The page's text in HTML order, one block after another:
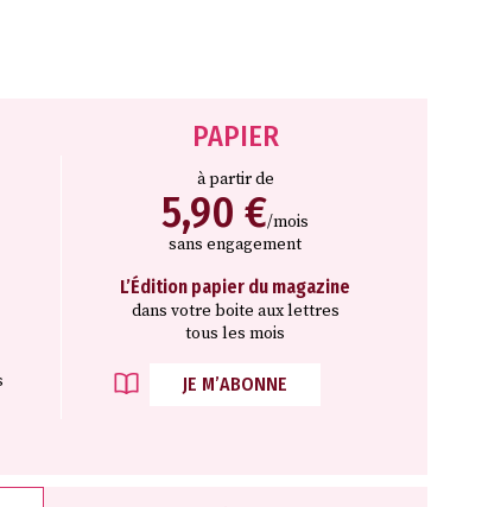
PAPIER
à partir de
5,90 €/mois
sans engagement
L’Édition papier du magazine
dans votre boite aux lettres
tous les mois
JE M’ABONNE